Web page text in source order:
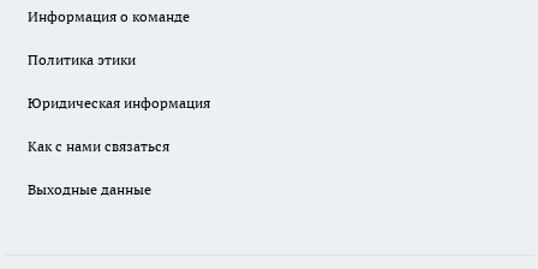
Информация о команде
Политика этики
Юридическая информация
Как с нами связаться
Выходные данные